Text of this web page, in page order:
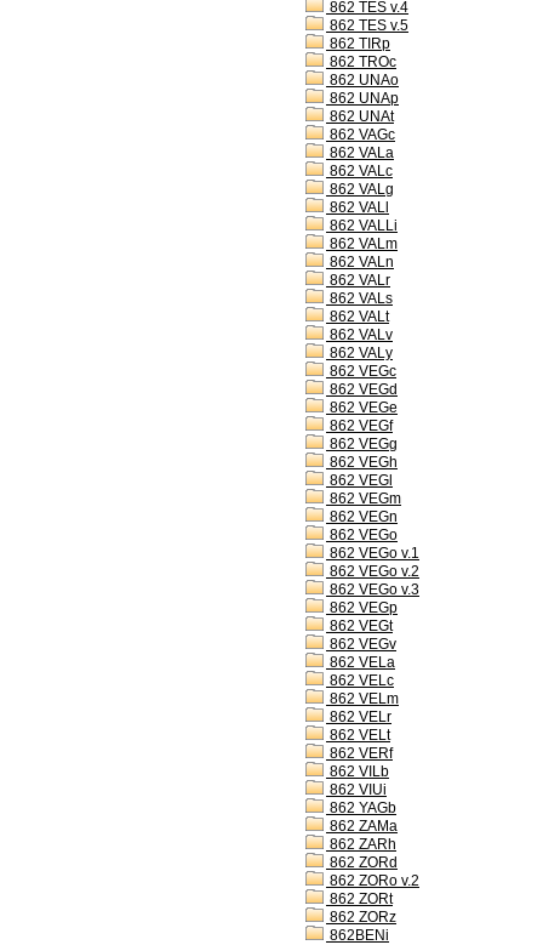
862 TES v.4
862 TES v.5
862 TIRp
862 TROc
862 UNAo
862 UNAp
862 UNAt
862 VAGc
862 VALa
862 VALc
862 VALg
862 VALl
862 VALLi
862 VALm
862 VALn
862 VALr
862 VALs
862 VALt
862 VALv
862 VALy
862 VEGc
862 VEGd
862 VEGe
862 VEGf
862 VEGg
862 VEGh
862 VEGl
862 VEGm
862 VEGn
862 VEGo
862 VEGo v.1
862 VEGo v.2
862 VEGo v.3
862 VEGp
862 VEGt
862 VEGv
862 VELa
862 VELc
862 VELm
862 VELr
862 VELt
862 VERf
862 VILb
862 VIUi
862 YAGb
862 ZAMa
862 ZARh
862 ZORd
862 ZORo v.2
862 ZORt
862 ZORz
862BENi